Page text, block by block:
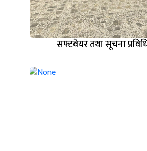
सफ्टवेयर तथा सूचना